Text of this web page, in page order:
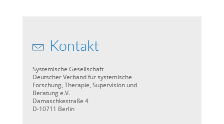
Kontakt
Systemische Gesellschaft
Deutscher Verband für systemische
Forschung, Therapie, Supervision und
Beratung e.V.
Damaschkestraße 4
D-10711 Berlin